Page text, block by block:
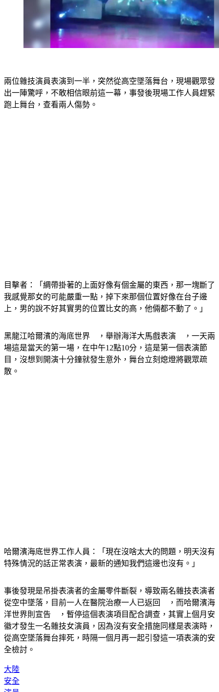
兩位雜技演員表演到一半，突然從高空墜落舞台，現場觀眾發
出一陣驚呼，不敢相信眼前這一幕，事發後現場工作人員趕緊
跑上舞台，查看兩人傷勢。
目擊者：「綢帶掛著的上面好像有個金屬的東西，那一塊斷了
我感覺那女的可能嚴重一點，掉下來那個位置好像在台子邊
上，男的說不好其實男的位置比女的高，他倆都不動了。」
黑龍江哈爾濱的海底世界　，舉辦海洋大馬戲表演　，一天兩
場這是當天的第一場，在中午12點10分，這是第一個表演節
目，沒想到開演十分鐘就發生意外，舞台立刻熄燈將觀眾疏
散。
哈爾濱海底世界工作人員：「現在沒啥太大的問題，明天沒有
特殊情況的話正常表演，最新的通知我們這邊也沒有。」
事後發現是吊掛表演者的金屬零件斷裂，導致兩名雜技表演者
從空中墜落，目前一人在醫院治療一人已返回　，而哈爾濱海
洋世界則宣告　，暫停這個表演項目配合調查，其實上個月安
徽才發生一名雜技女演員，因為沒有安全措施同樣是表演時，
從高空墜落舞台摔死，時隔一個月再一起引發這一項表演的安
全檢討。
大陸
安全